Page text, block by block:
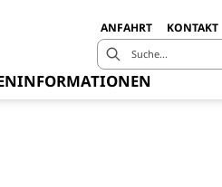
ANFAHRT KONTAKT